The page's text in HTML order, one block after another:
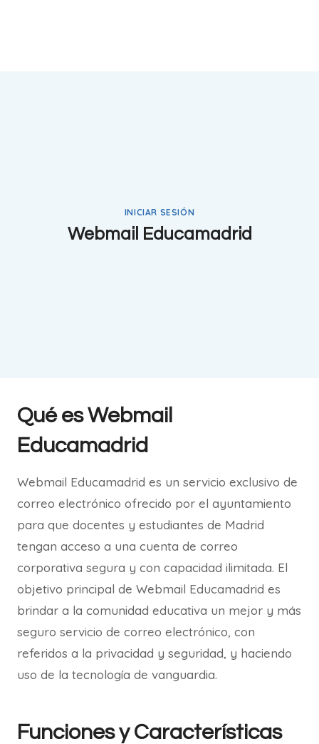
INICIAR SESIÓN
Webmail Educamadrid
Qué es Webmail
Educamadrid
Webmail Educamadrid es un servicio exclusivo de
correo electrónico ofrecido por el ayuntamiento
para que docentes y estudiantes de Madrid
tengan acceso a una cuenta de correo
corporativa segura y con capacidad ilimitada. El
objetivo principal de Webmail Educamadrid es
brindar a la comunidad educativa un mejor y más
seguro servicio de correo electrónico, con
referidos a la privacidad y seguridad, y haciendo
uso de la tecnología de vanguardia.
Funciones y Características